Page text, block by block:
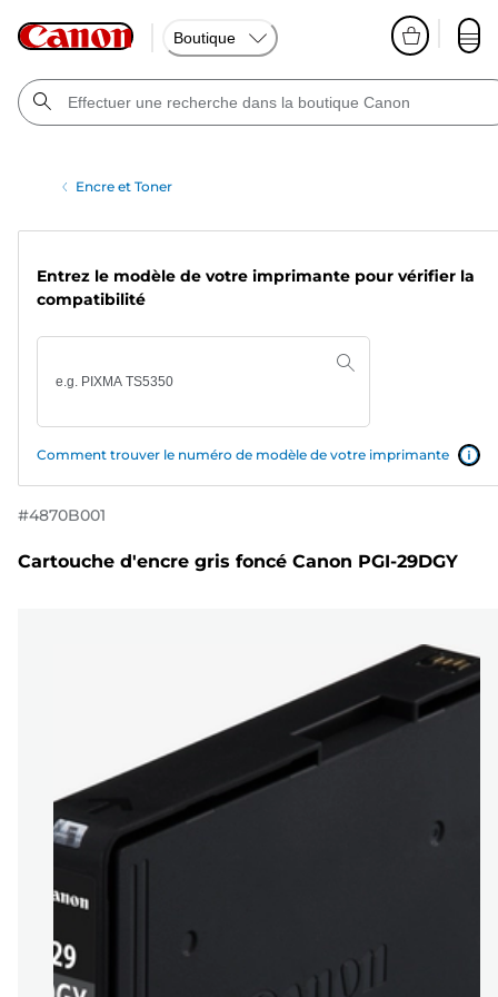
Boutique
Encre et Toner
Entrez le modèle de votre imprimante pour vérifier la
compatibilité
Comment trouver le numéro de modèle de votre imprimante
#4870B001
Cartouche d'encre gris foncé Canon PGI-29DGY